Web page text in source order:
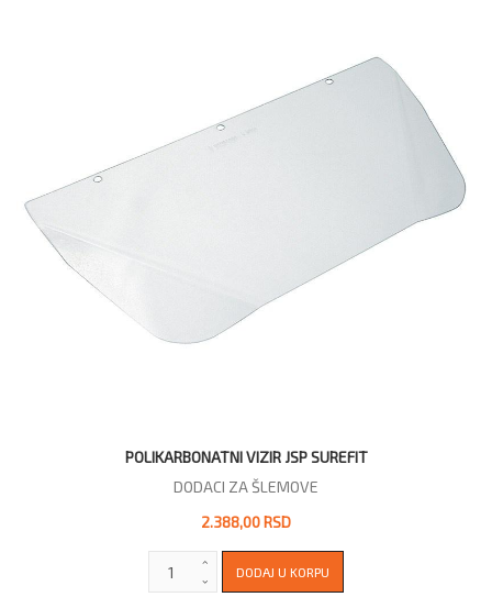
POLIKARBONATNI VIZIR JSP SUREFIT
DODACI ZA ŠLEMOVE
2.388,00 RSD